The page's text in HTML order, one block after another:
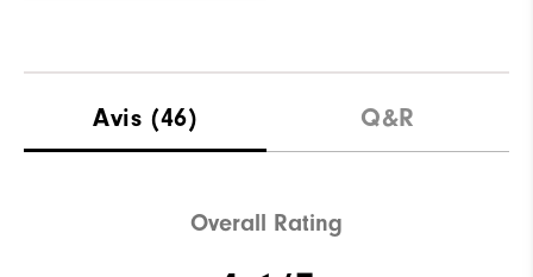
Avis (46) Q&R
Overall Rating